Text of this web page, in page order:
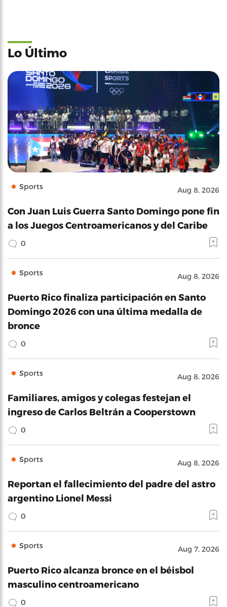
Lo Último
Sports Aug 8, 2026
Con Juan Luis Guerra Santo Domingo pone fin
a los Juegos Centroamericanos y del Caribe
0
Sports Aug 8, 2026
Puerto Rico finaliza participación en Santo
Domingo 2026 con una última medalla de
bronce
0
Sports Aug 8, 2026
Familiares, amigos y colegas festejan el
ingreso de Carlos Beltrán a Cooperstown
0
Sports Aug 8, 2026
Reportan el fallecimiento del padre del astro
argentino Lionel Messi
0
Sports Aug 7, 2026
Puerto Rico alcanza bronce en el béisbol
masculino centroamericano
0